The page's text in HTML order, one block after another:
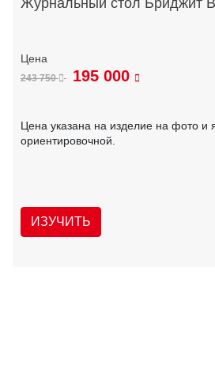
Журнальный стол Бриджит
243 750 195 000
Цена указана на изделие на фото и
ориентировочной.
ИЗУЧИТЬ